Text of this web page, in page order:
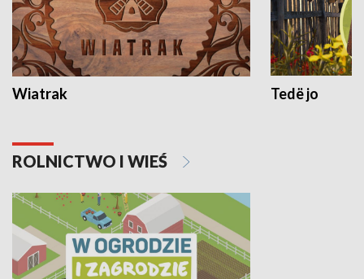
Wiatrak Tedë jo
ROLNICTWO I WIEŚ